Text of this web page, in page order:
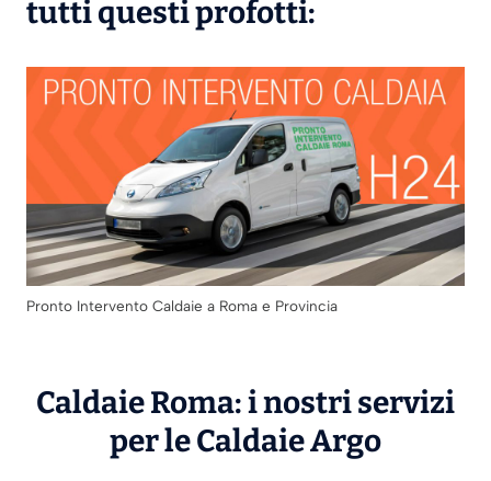
tutti questi profotti:
Pronto Intervento Caldaie a Roma e Provincia
Caldaie Roma: i nostri servizi
per le CaldaieArgo